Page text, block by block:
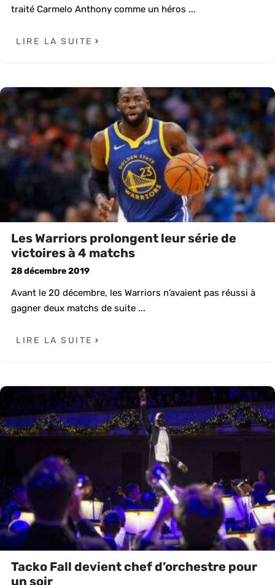
traité Carmelo Anthony comme un héros ...
LIRE LA SUITE
Les Warriors prolongent leur série de
victoires à 4 matchs
28 décembre 2019
Avant le 20 décembre, les Warriors n’avaient pas réussi à
gagner deux matchs de suite ...
LIRE LA SUITE
Tacko Fall devient chef d’orchestre pour
un soir